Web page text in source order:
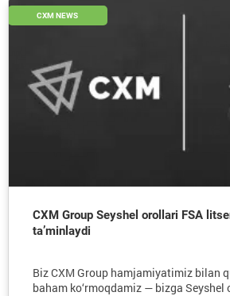
CXM NEWS
CXM Group Seyshel orollari FSA
ta’minlaydi
Biz CXM Group hamjamiyatimiz bilan
baham ko‘rmoqdamiz — bizga Seyshel